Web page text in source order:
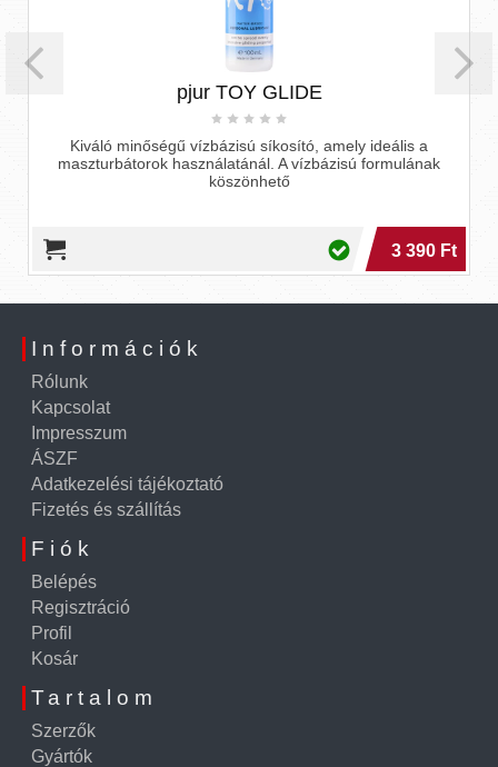
pjur TOY GLIDE
Kiváló minőségű vízbázisú síkosító, amely ideális a
maszturbátorok használatánál. A vízbázisú formulának
köszönhető
3 390 Ft
Információk
Rólunk
Kapcsolat
Impresszum
ÁSZF
Adatkezelési tájékoztató
Fizetés és szállítás
Fiók
Belépés
Regisztráció
Profil
Kosár
Tartalom
Szerzők
Gyártók